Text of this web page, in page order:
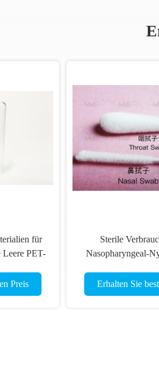
für
Leere PET-
Preis
Sterile
Nasopharyngeal-
Erhalten Sie